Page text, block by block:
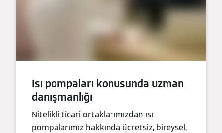
Isı pompaları konusunda uzman
danışmanlığı
Nitelikli ticari ortaklarımızdan ısı
pompalarımız hakkında ücretsiz, bireysel,